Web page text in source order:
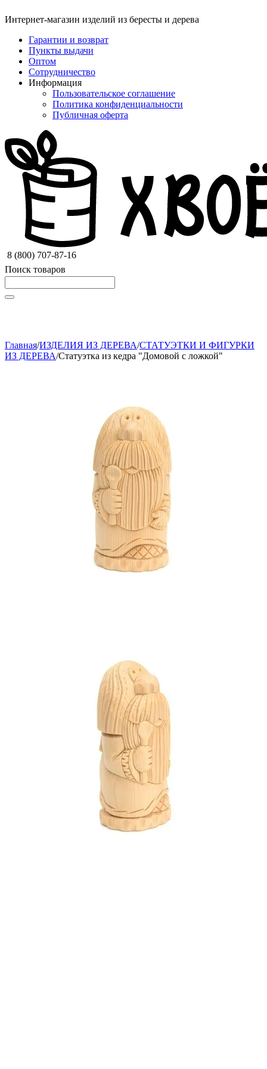
Интернет-магазин изделий из бересты и дерева
Гарантии и возврат
Пункты выдачи
Оптом
Сотрудничество
Информация
Пользовательское соглашение
Политика конфиденциальности
Публичная оферта
8 (800) 707-87-16
Поиск товаров
Главная/ИЗДЕЛИЯ ИЗ ДЕРЕВА/СТАТУЭТКИ И ФИГУРКИ
ИЗ ДЕРЕВА/Статуэтка из кедра "Домовой с ложкой"